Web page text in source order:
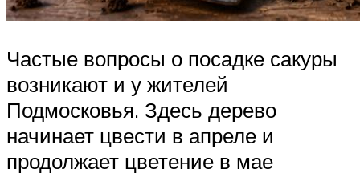
Частые вопросы о посадке сакуры
возникают и у жителей
Подмосковья. Здесь дерево
начинает цвести в апреле и
продолжает цветение в мае